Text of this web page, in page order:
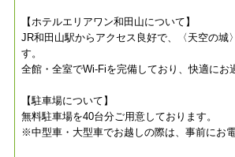
【ホテルエリアワン和田山について】
JR和田山駅からアクセス良好で、〈天空の
す。
全館・全室でWi-Fiを完備しており、快適にお
【駐車場について】
無料駐車場を40台分ご用意しております。
※中型車・大型車でお越しの際は、事前にお